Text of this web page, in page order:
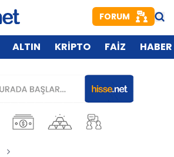
FORUM
ALTIN KRİPTO FAİZ HABER